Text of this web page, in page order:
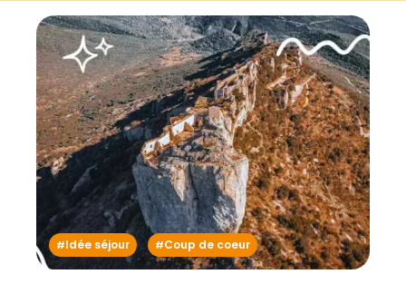
Idée séjour Coup de coeur